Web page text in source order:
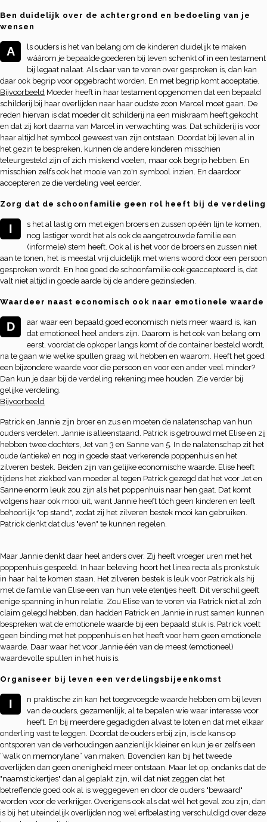
Ben duidelijk over de achtergrond en bedoeling van je
wensen
A
ls ouders is het van belang om de kinderen duidelijk te maken
wáárom je bepaalde goederen bij leven schenkt of in een testament
bij legaat nalaat. Als daar van te voren over gesproken is, dan kan
daar ook begrip voor opgebracht worden. En met begrip komt acceptatie.
Bijvoorbeeld Moeder heeft in haar testament opgenomen dat een bepaald
schilderij bij haar overlijden naar haar oudste zoon Marcel moet gaan. De
reden hiervan is dat moeder dit schilderij na een miskraam heeft gekocht
en dat zij kort daarna van Marcel in verwachting was. Dat schilderij is voor
haar altijd het symbool geweest van zijn ontstaan. Doordat bij leven al in
het gezin te bespreken, kunnen de andere kinderen misschien
teleurgesteld zijn of zich miskend voelen, maar ook begrip hebben. En
misschien zelfs ook het mooie van zo'n symbool inzien. En daardoor
accepteren ze die verdeling veel eerder.
Zorg dat de schoonfamilie geen rol heeft bij de verdeling
I
s het al lastig om met eigen broers en zussen op één lijn te komen,
nog lastiger wordt het als ook de aangetrouwde familie een
(informele) stem heeft. Ook al is het voor de broers en zussen niet
aan te tonen, het is meestal vrij duidelijk met wiens woord door een persoon
gesproken wordt. En hoe goed de schoonfamilie ook geaccepteerd is, dat
valt niet altijd in goede aarde bij de andere gezinsleden.
Waardeer naast economisch ook naar emotionele waarde
D
aar waar een bepaald goed economisch niets meer waard is, kan
dat emotioneel heel anders zijn. Daarom is het ook van belang om
eerst, voordat de opkoper langs komt of de container besteld wordt,
na te gaan wie welke spullen graag wil hebben en waarom. Heeft het goed
een bijzondere waarde voor die persoon en voor een ander veel minder?
Dan kun je daar bij de verdeling rekening mee houden. Zie verder bij
gelijke verdeling.
Bijvoorbeeld
Patrick en Jannie zijn broer en zus en moeten de nalatenschap van hun
ouders verdelen. Jannie is alleenstaand. Patrick is getrouwd met Elise en zij
hebben twee dochters, Jet van 3 en Sanne van 5. In de nalatenschap zit het
oude (antieke) en nog in goede staat verkerende poppenhuis en het
zilveren bestek. Beiden zijn van gelijke economische waarde. Elise heeft
tijdens het ziekbed van moeder al tegen Patrick gezegd dat het voor Jet en
Sanne enorm leuk zou zijn als het poppenhuis naar hen gaat. Dat komt
volgens haar ook mooi uit, want Jannie heeft tóch geen kinderen en leeft
behoorlijk "op stand", zodat zij het zilveren bestek mooi kan gebruiken.
Patrick denkt dat dus "even" te kunnen regelen.
Maar Jannie denkt daar heel anders over. Zij heeft vroeger uren met het
poppenhuis gespeeld. In haar beleving hoort het linea recta als pronkstuk
in haar hal te komen staan. Het zilveren bestek is leuk voor Patrick als hij
met de familie van Elise een van hun vele etentjes heeft. Dit verschil geeft
enige spanning in hun relatie. Zou Elise van te voren via Patrick niet al zo’n
claim gelegd hebben, dan hadden Patrick en Jannie in rust samen kunnen
bespreken wat de emotionele waarde bij een bepaald stuk is. Patrick voelt
geen binding met het poppenhuis en het heeft voor hem geen emotionele
waarde. Daar waar het voor Jannie één van de meest (emotioneel)
waardevolle spullen in het huis is.
Organiseer bij leven een verdelingsbijeenkomst
I
n praktische zin kan het toegevoegde waarde hebben om bij leven
van de ouders, gezamenlijk, al te bepalen wie waar interesse voor
heeft. En bij meerdere gegadigden alvast te loten en dat met elkaar
onderling vast te leggen. Doordat de ouders erbij zijn, is de kans op
ontsporen van de verhoudingen aanzienlijk kleiner en kun je er zelfs een
“walk on memorylane” van maken. Bovendien kan bij het tweede
overlijden dan geen onenigheid meer ontstaan. Maar let op, ondanks dat de
"naamstickertjes" dan al geplakt zijn, wil dat niet zeggen dat het
betreffende goed ook al is weggegeven en door de ouders "bewaard"
worden voor de verkrijger. Overigens ook als dat wél het geval zou zijn, dan
is bij het uiteindelijk overlijden nog wel erfbelasting verschuldigd over deze